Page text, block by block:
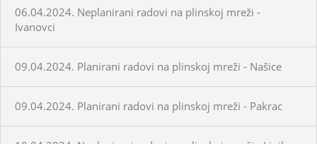
06.04.2024. Neplanirani radovi na plinskoj mreži -
Ivanovci
09.04.2024. Planirani radovi na plinskoj mreži - Našice
09.04.2024. Planirani radovi na plinskoj mreži - Pakrac